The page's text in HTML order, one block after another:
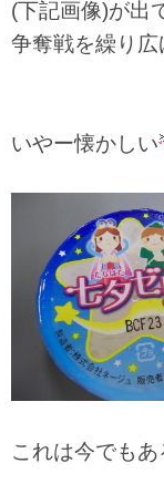
(下記画像)が出
争奪戦を繰り
いやー懐かしい
これは今でも